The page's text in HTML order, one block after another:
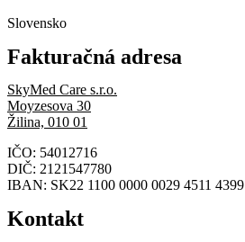
Slovensko
Fakturačná adresa
SkyMed Care s.r.o.
Moyzesova 30
Žilina, 010 01
IČO: 54012716
DIČ: 2121547780
IBAN: SK22 1100 0000 0029 4511 4399
Kontakt